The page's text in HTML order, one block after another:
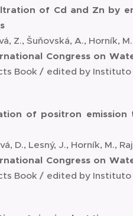
of Cd and Zn by
Z., Šuňovská, A., Horník,
Congress on
Book / edited by Instituto
of positron emission
D., Lesný, J., Horník, M.,
Congress on
Book / edited by Instituto